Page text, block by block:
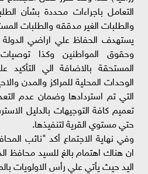
التعامل باجراءات محددة بشأن
والطلبات الغير مدققه والطلبات
يستهدف الحفاظ علي اراضي
وحقوق المواطنين وكذا
المستحقة بالاضافة الي التأكيد
الوحدات المحلية للمراكز والمدن
التي تم استردادها وضمان عدم
تعميم كافة التوجيهات بالدليل
حتي مستوي القرية لتنفيذها.
وفي نهاية الاجتماع أكد "نائب
ان هناك اهتمام بالغ للسيد محافظ
اليد حيث يأتي علي رأس الاولويات